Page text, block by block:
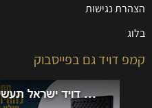
הצהרת נגישות
בלוג
קמפ דויד גם בפייסבוק